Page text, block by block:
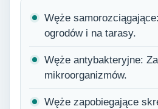
Węże
ogrodów i na tarasy.
Węże antybakteryjne:
mikroorganizmów.
Węże zapobiegające